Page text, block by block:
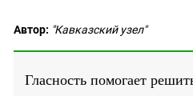
Автор: "Кавказский узел"
Гласность помогает